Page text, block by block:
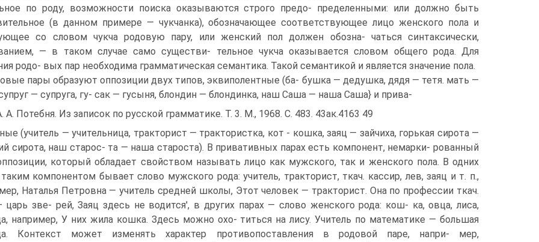
по роду, возможности поиска оказываются строго предо- пределенными: или должно быть
(в данном примере — чукчанка), обозначающее соответствующее лицо женского пола и
со словом чукча родовую пару, или женский пол должен обозна- чаться синтаксически,
— в таком случае само существи- тельное чукча оказывается словом общего рода. Для
родо- вых пар необходима грамматическая семантика. Такой семантикой и является значение пола.
пары образуют оппозиции двух типов, эквиполентные (ба- бушка — дедушка, дядя — тетя. мать —
— супруга, гу- сак — гусыня, блондин — блондинка, наш Саша — наша Саша} и прива-
А. Потебня. Из записок по русской грамматике. Т. 3. М., 1968. С. 483. 43ак.4163 49
(учитель — учительница, тракторист — трактористка, кот - кошка, заяц — зайчиха, горькая сирота —
сирота, наш старос- та — наша староста). В привативных парах есть компонент, немарки- рованный
который обладает свойством называть лицо как мужского, так и женского пола. В одних
таким компонентом бывает слово мужского рода: учитель, тракторист, ткач. кассир, лев, заяц и т. п.,
Наталья Петровна — учитель средней школы, Этот человек — тракторист. Она по профессии ткач.
зве- рей, Заяц здесь не водится', в других парах — слово женского рода: кош- ка, овца, лиса,
например, У них жила кошка. Здесь можно охо- титься на лису. Учитель по математике — большая
Контекст может изменять характер противопоставления в родовой паре, напри- мер,